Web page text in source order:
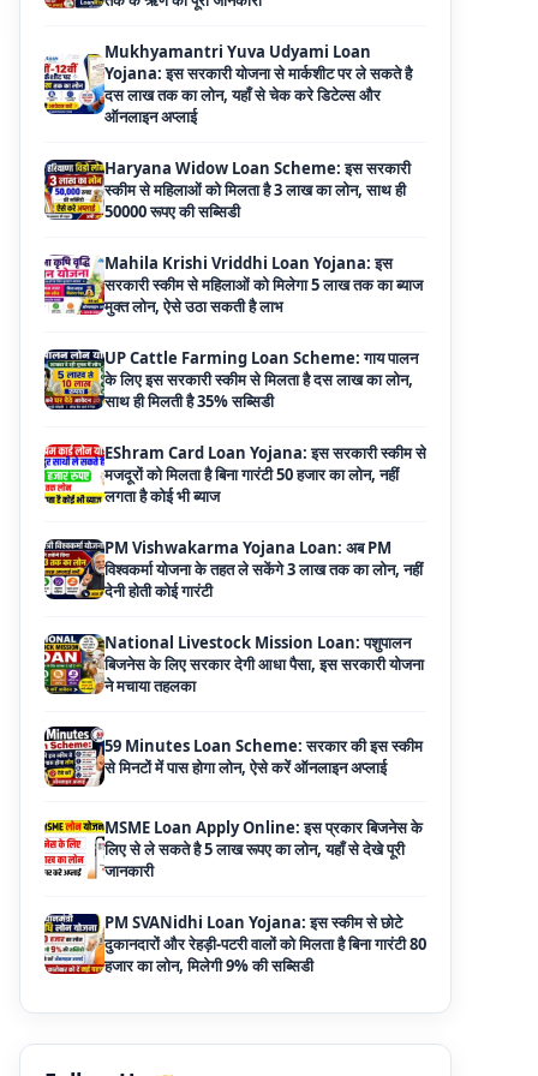
Yojana: इस सरकारी योजना से मार्कशीट पर ले सकते है
ऑनलाइन अप्लाई
Haryana Widow Loan Scheme: इस सरकारी
स्कीम से महिलाओं को मिलता है 3 लाख का लोन, साथ ही
Mahila Krishi Vriddhi Loan Yojana: इस
सरकारी स्कीम से महिलाओं को मिलेगा 5 लाख तक का ब्याज
UP Cattle Farming Loan Scheme: गाय पालन
के लिए इस सरकारी स्कीम से मिलता है दस लाख का लोन,
EShram Card Loan Yojana: इस सरकारी स्कीम से
मजदूरों को मिलता है बिना गारंटी 50 हजार का लोन, नहीं
PM Vishwakarma Yojana Loan: अब PM
विश्वकर्मा योजना के तहत ले सकेंगे 3 लाख तक का लोन, नहीं
National Livestock Mission Loan: पशुपालन
बिजनेस के लिए सरकार देगी आधा पैसा, इस सरकारी योजना
59 Minutes Loan Scheme: सरकार की इस स्कीम
MSME Loan Apply Online: इस प्रकार बिजनेस के
PM SVANidhi Loan Yojana: इस स्कीम से छोटे
दुकानदारों और रेहड़ी-पटरी वालों को मिलता है बिना गारंटी 80
Haryana Self Help Group Loan 2026: स्वयं
सहायता समूह महिलाओं को मिल रहा है ₹10 लाख तक का
Bakri Palan Loan Online Apply: अब बकरी
पालन योजना के तहत ले सकते है 5 लाख तक का लोन,